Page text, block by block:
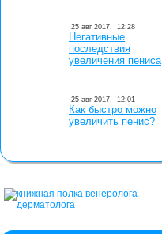
25 авг 2017, 12:28
Негативные
последствия
увеличения пениса
25 авг 2017, 12:01
Как быстро можно
увеличить пенис?